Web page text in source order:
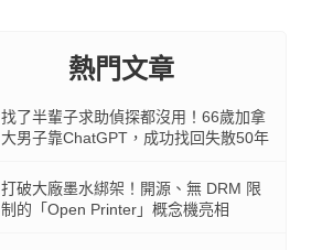
熱門文章
找了半輩子求助偵探都沒用！66歲加拿
大男子靠ChatGPT，成功找回失散50年
打破大廠墨水綁架！開源、無 DRM 限
制的「Open Printer」概念機亮相